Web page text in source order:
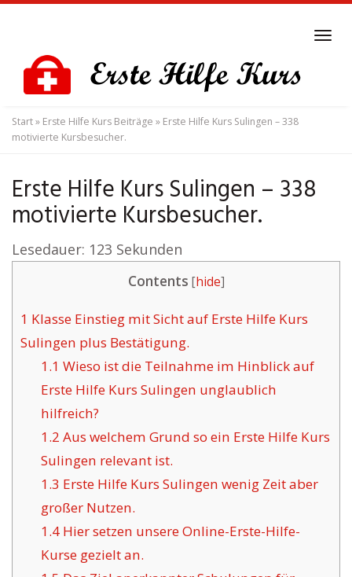
content
Start» Erste Hilfe Kurs Beiträge » Erste Hilfe Kurs Sulingen – 338
motivierte Kursbesucher.
Erste Hilfe Kurs Sulingen – 338
motivierte Kursbesucher.
Lesedauer: 123 Sekunden
Contents [hide]
1 Klasse Einstieg mit Sicht auf Erste Hilfe Kurs
Sulingen plus Bestätigung.
1.1 Wieso ist die Teilnahme im Hinblick auf
Erste Hilfe Kurs Sulingen unglaublich
hilfreich?
1.2 Aus welchem Grund so ein Erste Hilfe Kurs
Sulingen relevant ist.
1.3 Erste Hilfe Kurs Sulingen wenig Zeit aber
großer Nutzen.
1.4Hier setzen unsere Online-Erste-Hilfe-
Kurse gezielt an.